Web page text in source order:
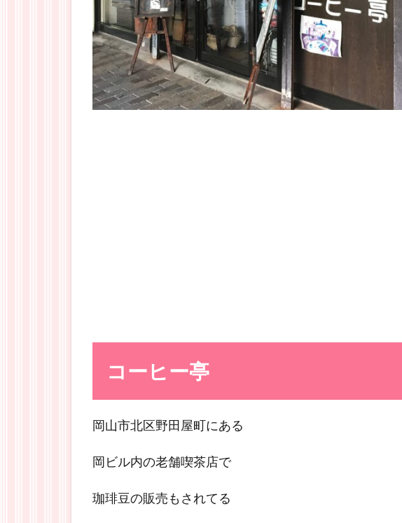
コーヒー亭
岡山市北区野田屋町にある
岡ビル内の老舗喫茶店で
珈琲豆の販売もされてる